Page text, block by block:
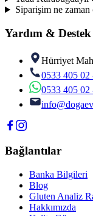
Siparişim ne zaman
Yardım & Destek
Hürriyet
0533 405 02
0533 405 02
Bağlantılar
Banka Bilgileri
Blog
Gluten Analiz
Hakkımızda